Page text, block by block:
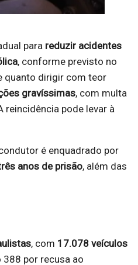
para reduzir acidentes
, conforme previsto no
quanto dirigir com teor
gravíssimas, com multa
reincidência pode levar à
é enquadrado por
anos de prisão, além das
, com 17.078 veículos
por recusa ao